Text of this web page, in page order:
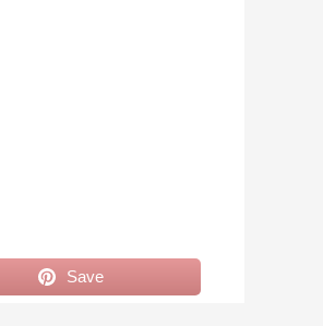
Save